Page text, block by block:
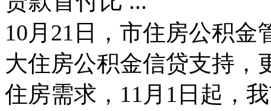
10月21日，市住房公积
大住房公积金信贷支持，
住房需求，11月1日起，